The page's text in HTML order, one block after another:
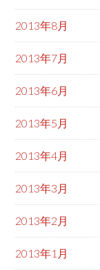
2013年8月
2013年7月
2013年6月
2013年5月
2013年4月
2013年3月
2013年2月
2013年1月